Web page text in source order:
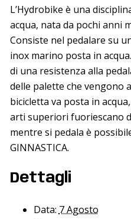
L’Hydrobike è una
acqua, nata da pochi anni
Consiste nel pedalare su
inox marino posta in
di una resistenza alla
delle palette che vengono
bicicletta va posta in
arti superiori fuoriescano
mentre si pedala è
GINNASTICA.
Dettagli
Data: 7 Agosto